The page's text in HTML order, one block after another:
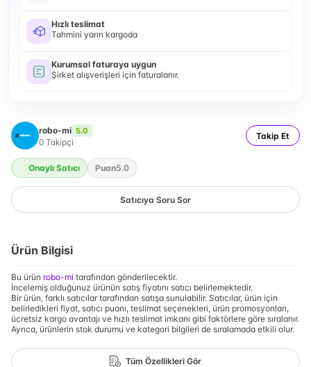
Hızlı teslimat
Tahmini yarın kargoda
Kurumsal faturaya uygun
Şirket alışverişleri için faturalanır.
robo-mi 5.0
0 Takipçi
Takip Et
Onaylı Satıcı Puan5.0
Satıcıya Soru Sor
Ürün Bilgisi
Bu ürün robo-mi tarafından gönderilecektir.
İncelemiş olduğunuz ürünün satış fiyatını satıcı belirlemektedir.
Bir ürün, farklı satıcılar tarafından satışa sunulabilir. Satıcılar, ürün için
belirledikleri fiyat, satıcı puanı, teslimat seçenekleri, ürün promosyonları,
ücretsiz kargo avantajı ve hızlı teslimat imkanı gibi faktörlere göre sıralanır.
Ayrıca, ürünlerin stok durumu ve kategori bilgileri de sıralamada etkili olur.
Tüm Özellikleri Gör